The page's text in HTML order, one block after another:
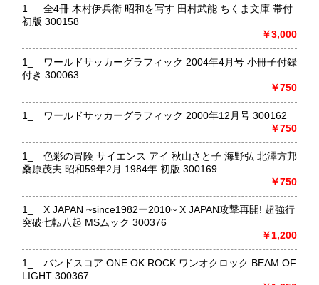
店舗にて受け取り可能ですが、遠方の倉庫にて保管してる商
品もあるため、必ず事前にメッセージまたはお電話にてご連
絡くださいませ。
沿線名：-
最寄駅：盛岡駅
営業時間：月～金10:00～18:00 土10:00～16:00
書籍の買取について
1_ 全4冊 木村伊兵衛 昭和を写す 田村武能 ちくま文庫 帯付
初版 300158
￥3,000
1_ ワールドサッカーグラフィック 2004年4月号 小冊子付録
付き 300063
￥750
1_ ワールドサッカーグラフィック 2000年12月号 300162
￥750
1_ 色彩の冒険 サイエンス アイ 秋山さと子 海野弘 北澤方邦
桑原茂夫 昭和59年2月 1984年 初版 300169
￥750
1_ X JAPAN ~since1982ー2010~ X JAPAN攻撃再開! 超強行
突破七転八起 MSムック 300376
￥1,200
1_ バンドスコア ONE OK ROCK ワンオクロック BEAM OF
LIGHT 300367